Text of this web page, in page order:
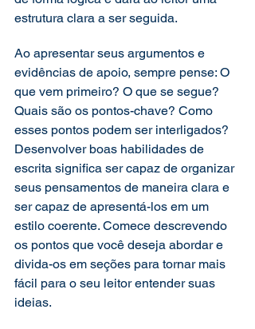
estrutura clara a ser seguida.
Ao apresentar seus argumentos e
evidências de apoio, sempre pense: O
que vem primeiro? O que se segue?
Quais são os pontos-chave? Como
esses pontos podem ser interligados?
Desenvolver boas habilidades de
escrita significa ser capaz de organizar
seus pensamentos de maneira clara e
ser capaz de apresentá-los em um
estilo coerente. Comece descrevendo
os pontos que você deseja abordar e
divida-os em seções para tornar mais
fácil para o seu leitor entender suas
ideias.